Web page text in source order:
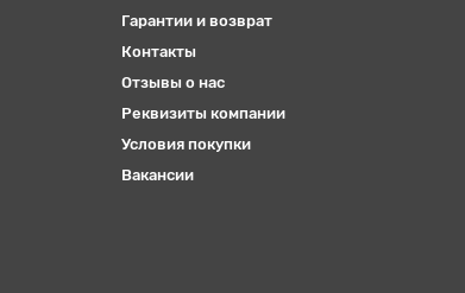
Гарантии и возврат
Контакты
Отзывы о нас
Реквизиты компании
Условия покупки
Вакансии